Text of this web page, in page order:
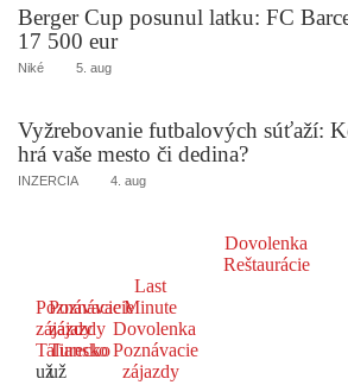
Berger Cup posunul latku: FC
17 500 eur
Niké 5. aug
Vyžrebovanie futbalových súťaží:
hrá vaše mesto či dedina?
INZERCIA 4. aug
Dovolenka
Reštaurácie
Poznávacie
zájazdy
Taliansko
už
Poznávacie
zájazdy
Turecko
už
Last
Minute
Dovolenka
Poznávacie
zájazdy